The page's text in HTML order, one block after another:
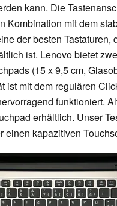
kann. Die
Kombination mit dem
der besten Tastaturen,
ist. Lenovo bietet
(15 x 9,5 cm,
ist mit dem regulären
funktioniert.
erhältlich. Unser
einen kapazitiven